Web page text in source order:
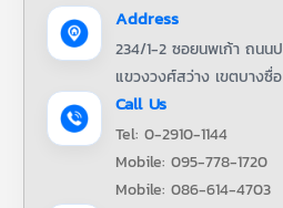
Address
234/1-2 ซอยนพเก้า ถนน
แขวงวงศ์สว่าง เขตบางซื่
Call Us
Tel: 0-2910-1144
Mobile: 095-778-1720
Mobile: 086-614-4703